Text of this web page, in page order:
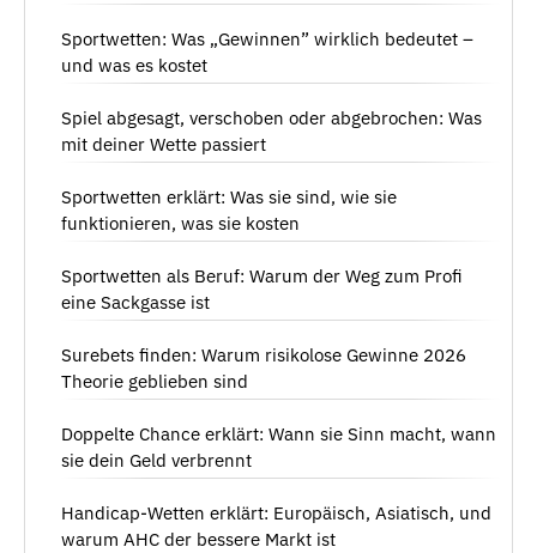
Sportwetten: Was „Gewinnen” wirklich bedeutet –
und was es kostet
Spiel abgesagt, verschoben oder abgebrochen: Was
mit deiner Wette passiert
Sportwetten erklärt: Was sie sind, wie sie
funktionieren, was sie kosten
Sportwetten als Beruf: Warum der Weg zum Profi
eine Sackgasse ist
Surebets finden: Warum risikolose Gewinne 2026
Theorie geblieben sind
Doppelte Chance erklärt: Wann sie Sinn macht, wann
sie dein Geld verbrennt
Handicap-Wetten erklärt: Europäisch, Asiatisch, und
warum AHC der bessere Markt ist